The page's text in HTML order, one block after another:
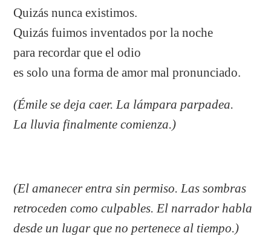
Quizás nunca existimos.
Quizás fuimos inventados por la noche
para recordar que el odio
es solo una forma de amor mal pronunciado.
(Émile se deja caer. La lámpara parpadea.
La lluvia finalmente comienza.)
(El amanecer entra sin permiso. Las sombras
retroceden como culpables. El narrador habla
desde un lugar que no pertenece al tiempo.)